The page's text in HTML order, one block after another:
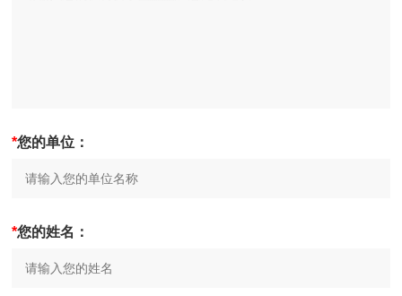
*您的单位：
*您的姓名：